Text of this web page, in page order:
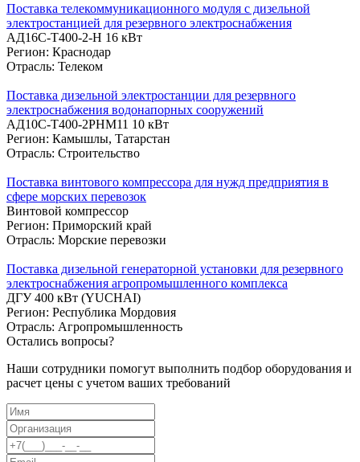
Поставка телекоммуникационного модуля с дизельной
электростанцией для резервного электроснабжения
АД16С-Т400-2-Н 16 кВт
Регион: Краснодар
Отрасль: Телеком
Поставка дизельной электростанции для резервного
электроснабжения водонапорных сооружений
АД10С-Т400-2РНМ11 10 кВт
Регион: Камышлы, Татарстан
Отрасль: Строительство
Поставка винтового компрессора для нужд предприятия в
сфере морских перевозок
Винтовой компрессор
Регион: Приморский край
Отрасль: Морские перевозки
Поставка дизельной генераторной установки для резервного
электроснабжения агропромышленного комплекса
ДГУ 400 кВт (YUCHAI)
Регион: Республика Мордовия
Отрасль: Агропромышленность
Остались вопросы?
Наши сотрудники помогут выполнить подбор оборудования и
расчет цены с учетом ваших требований